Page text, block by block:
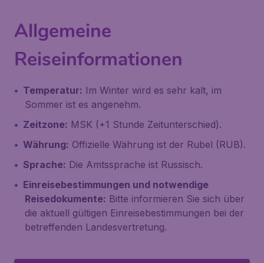
Allgemeine
Reiseinformationen
Temperatur: Im Winter wird es sehr kalt, im
Sommer ist es angenehm.
Zeitzone: MSK (+1 Stunde Zeitunterschied).
Währung: Offizielle Währung ist der Rubel (RUB).
Sprache: Die Amtssprache ist Russisch.
Einreisebestimmungen und notwendige
Reisedokumente: Bitte informieren Sie sich über
die aktuell gültigen Einreisebestimmungen bei der
betreffenden Landesvertretung.